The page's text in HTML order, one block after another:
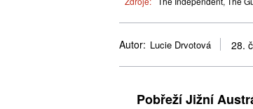
Autor: Lucie Drvotová 28.
Pobřeží Jižní